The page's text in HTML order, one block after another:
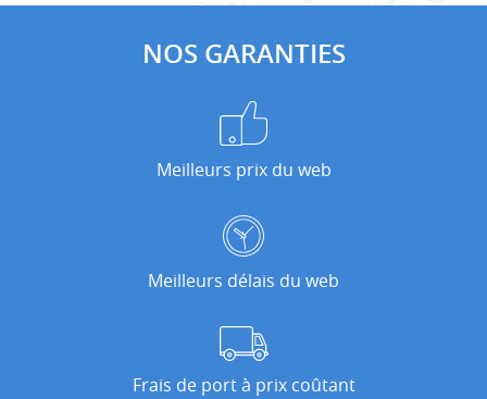
NOS GARANTIES
Meilleurs prix du web
Meilleurs délais du web
Frais de port à prix coûtant